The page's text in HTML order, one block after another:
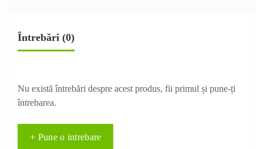
Întrebări (0)
Nu există întrebări despre acest produs, fii primul și pune-ți
întrebarea.
+ Pune o intrebare